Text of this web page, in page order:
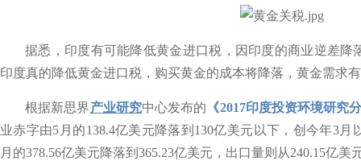
据悉，印度有可能降低黄金进口税，因印度的商业逆差降
印度真的降低黄金进口税，购买黄金的成本将降落，黄金需求
根据新思界产业研究中心发布的 《2017印度投资环境研究
业赤字由5月的138.4亿美元降落到130亿美元以下，创今年3
月的378.56亿美元降落到365.23亿美元，出口量则从240.15亿美